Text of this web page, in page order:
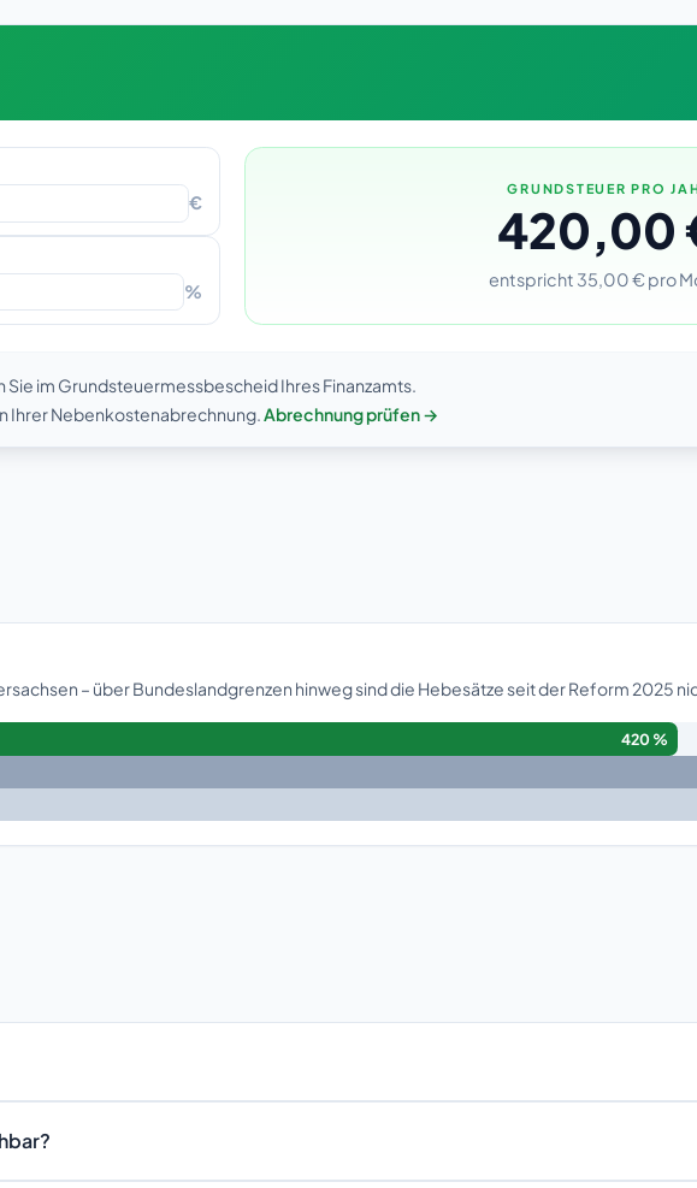
€
%
GRUNDSTEUER PRO
420,00
entspricht 35,00 € pro
im Grundsteuermessbescheid Ihres Finanzamts.
Ihrer Nebenkostenabrechnung.Abrechnung prüfen →
– über Bundeslandgrenzen hinweg sind die Hebesätze seit der Reform 2025
420 %